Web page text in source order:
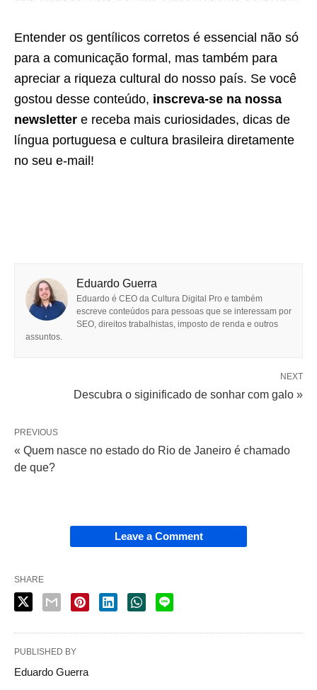
Entender os gentílicos corretos é essencial não só
para a comunicação formal, mas também para
apreciar a riqueza cultural do nosso país. Se você
gostou desse conteúdo, inscreva-se na nossa
newsletter e receba mais curiosidades, dicas de
língua portuguesa e cultura brasileira diretamente
no seu e-mail!
Eduardo Guerra
Eduardo é CEO da Cultura Digital Pro e também
escreve conteúdos para pessoas que se interessam por
SEO, direitos trabalhistas, imposto de renda e outros
assuntos.
NEXT
Descubra o siginificado de sonhar com galo »
PREVIOUS
« Quem nasce no estado do Rio de Janeiro é chamado
de que?
Leave a Comment
SHARE
PUBLISHED BY
Eduardo Guerra